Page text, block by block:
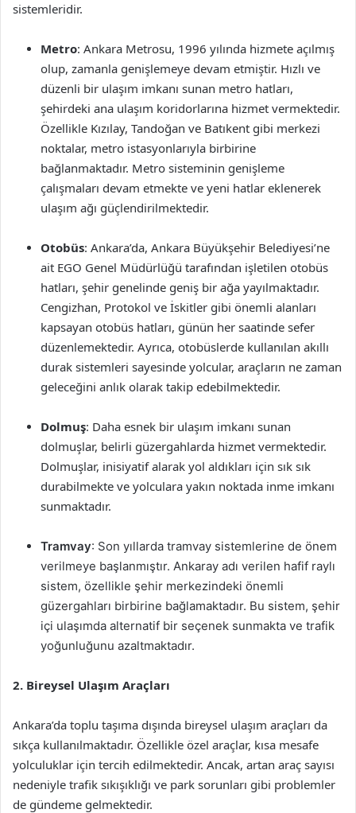
sistemleridir.
Metro: Ankara Metrosu, 1996 yılında hizmete açılmış
olup, zamanla genişlemeye devam etmiştir. Hızlı ve
düzenli bir ulaşım imkanı sunan metro hatları,
şehirdeki ana ulaşım koridorlarına hizmet vermektedir.
Özellikle Kızılay, Tandoğan ve Batıkent gibi merkezi
noktalar, metro istasyonlarıyla birbirine
bağlanmaktadır. Metro sisteminin genişleme
çalışmaları devam etmekte ve yeni hatlar eklenerek
ulaşım ağı güçlendirilmektedir.
Otobüs: Ankara’da, Ankara Büyükşehir Belediyesi’ne
ait EGO Genel Müdürlüğü tarafından işletilen otobüs
hatları, şehir genelinde geniş bir ağa yayılmaktadır.
Cengizhan, Protokol ve İskitler gibi önemli alanları
kapsayan otobüs hatları, günün her saatinde sefer
düzenlemektedir. Ayrıca, otobüslerde kullanılan akıllı
durak sistemleri sayesinde yolcular, araçların ne zaman
geleceğini anlık olarak takip edebilmektedir.
Dolmuş: Daha esnek bir ulaşım imkanı sunan
dolmuşlar, belirli güzergahlarda hizmet vermektedir.
Dolmuşlar, inisiyatif alarak yol aldıkları için sık sık
durabilmekte ve yolculara yakın noktada inme imkanı
sunmaktadır.
Tramvay: Son yıllarda tramvay sistemlerine de önem
verilmeye başlanmıştır. Ankaray adı verilen hafif raylı
sistem, özellikle şehir merkezindeki önemli
güzergahları birbirine bağlamaktadır. Bu sistem, şehir
içi ulaşımda alternatif bir seçenek sunmakta ve trafik
yoğunluğunu azaltmaktadır.
2. Bireysel Ulaşım Araçları
Ankara’da toplu taşıma dışında bireysel ulaşım araçları da
sıkça kullanılmaktadır. Özellikle özel araçlar, kısa mesafe
yolculuklar için tercih edilmektedir. Ancak, artan araç sayısı
nedeniyle trafik sıkışıklığı ve park sorunları gibi problemler
de gündeme gelmektedir.